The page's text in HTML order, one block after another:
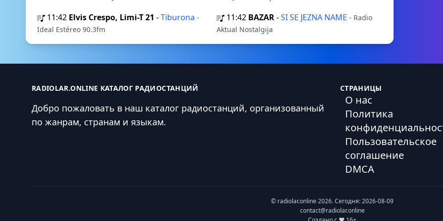
11:42 Elvis Crespo, Limi-T 21 -Tiburona -
Ideal Estéreo 90.3fm
11:42 BAZAR-SI SE JEZNA NAME - Radio
Aktual Nostalgija
RADIOLAR.ONLINE КАТАЛОГ РАДИОСТАНЦИЙ
Добро пожаловать в наш каталог радиостанций, организованный
по жанрам, странам и языкам.
СТРАНИЦЫ
О нас
Политика
Пользовательское
соглашение
DMCA
© radiolar.online 2026. Сегодня: 2026-08-09
contact@radiolar.online